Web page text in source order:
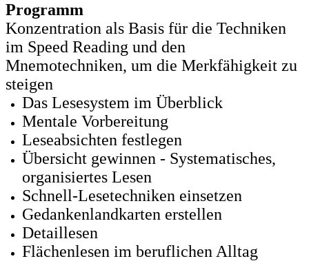
Programm
Konzentration als Basis für die Techniken
im Speed Reading und den
Mnemotechniken, um die Merkfähigkeit zu
steigen
Das Lesesystem im Überblick
Mentale Vorbereitung
Leseabsichten festlegen
Übersicht gewinnen - Systematisches,
organisiertes Lesen
Schnell-Lesetechniken einsetzen
Gedankenlandkarten erstellen
Detaillesen
Flächenlesen im beruflichen Alltag